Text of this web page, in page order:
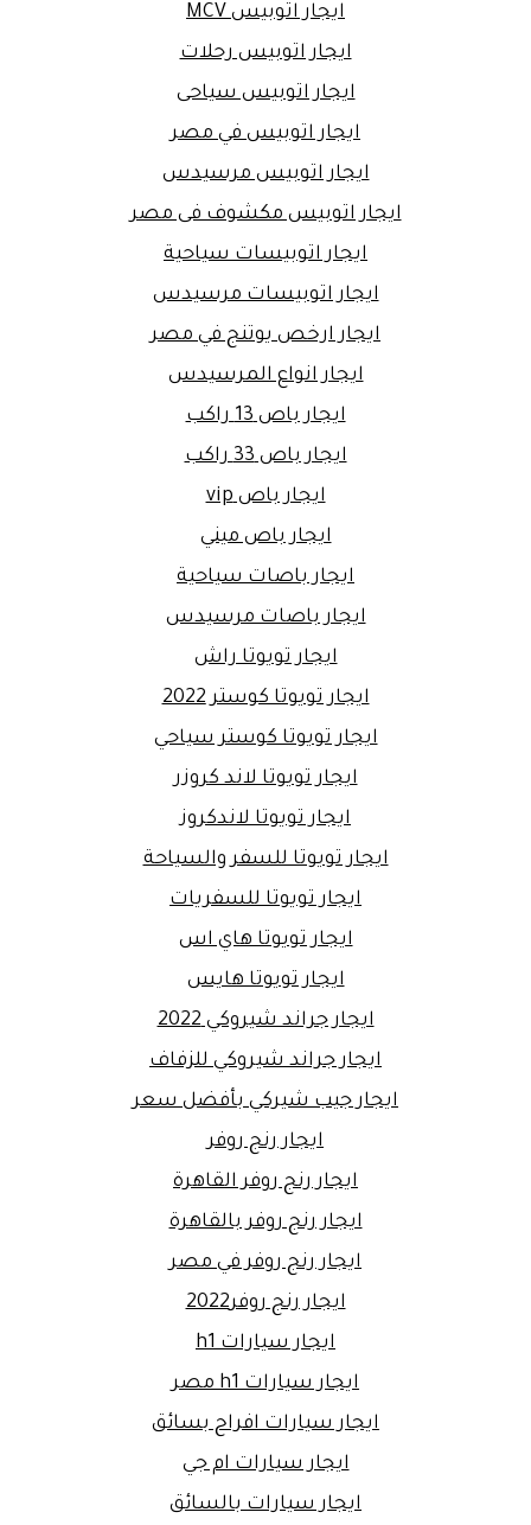
ايجار اتوبيس MCV
ايجار اتوبيس رحلات
ايجار اتوبيس سياحى
ايجار اتوبيس في مصر
ايجار اتوبيس مرسيدس
ايجار اتوبيس مكشوف فى مصر
ايجار اتوبيسات سياحية
ايجار اتوبيسات مرسيدس
ايجار ارخص يوتنج في مصر
ايجار انواع المرسيدس
ايجار باص 13 راكب
ايجار باص 33 راكب
ايجار باص vip
ايجار باص ميني
ايجار باصات سياحية
ايجار باصات مرسيدس
ايجار تويوتا راش
ايجار تويوتا كوستر 2022
ايجار تويوتا كوستر سياحي
ايجار تويوتا لاند كروزر
ايجار تويوتا لاندكروز
ايجار تويوتا للسفر والسياحة
ايجار تويوتا للسفريات
ايجار تويوتا هاي اس
ايجار تويوتا هايس
ايجار جراند شيروكي 2022
ايجار جراند شيروكي للزفاف
ايجار جيب شيركي بأفضل سعر
ايجار رنج روفر
ايجار رنج روفر القاهرة
ايجار رنج روفر بالقاهرة
ايجار رنج روفر في مصر
ايجار رنج روفر2022
ايجار سيارات h1
ايجار سيارات h1 مصر
ايجار سيارات افراح بسائق
ايجار سيارات ام جي
ايجار سيارات بالسائق